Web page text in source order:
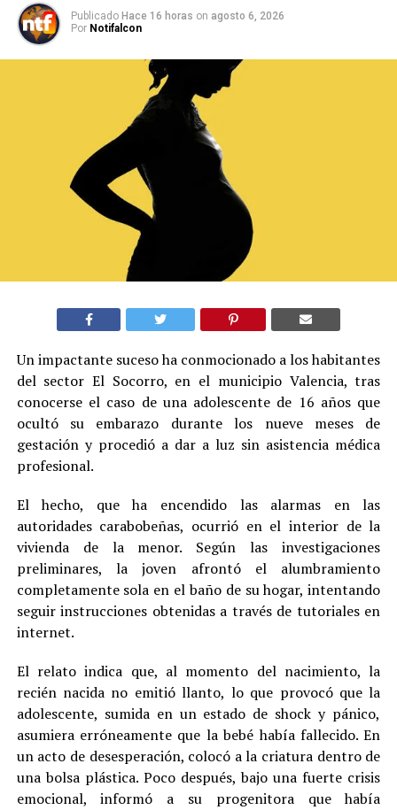
Publicado Hace 16 horas on agosto 6, 2026
Por Notifalcon
Un impactante suceso ha conmocionado a los habitantes
del sector El Socorro, en el municipio Valencia, tras
conocerse el caso de una adolescente de 16 años que
ocultó su embarazo durante los nueve meses de
gestación y procedió a dar a luz sin asistencia médica
profesional.
El hecho, que ha encendido las alarmas en las
autoridades carabobeñas, ocurrió en el interior de la
vivienda de la menor. Según las investigaciones
preliminares, la joven afrontó el alumbramiento
completamente sola en el baño de su hogar, intentando
seguir instrucciones obtenidas a través de tutoriales en
internet.
El relato indica que, al momento del nacimiento, la
recién nacida no emitió llanto, lo que provocó que la
adolescente, sumida en un estado de shock y pánico,
asumiera erróneamente que la bebé había fallecido. En
un acto de desesperación, colocó a la criatura dentro de
una bolsa plástica. Poco después, bajo una fuerte crisis
emocional, informó a su progenitora que había